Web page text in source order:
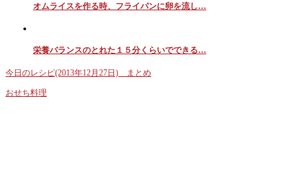
オムライスを作る時、フライパンに卵を流し…
栄養バランスのとれた１５分くらいでできる…
今日のレシピ(2013年12月27日) まとめ
おせち料理